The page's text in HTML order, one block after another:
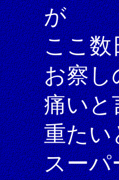
が
ここ数
お察し
痛いと
重たい
スーパ